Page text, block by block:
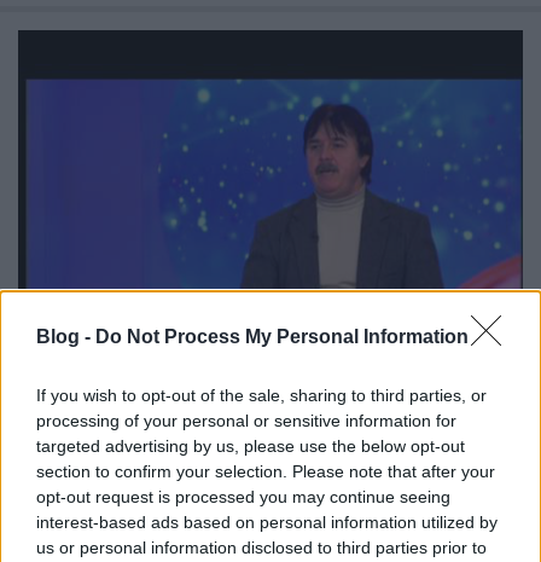
Blog - Do Not Process My Personal Information
If you wish to opt-out of the sale, sharing to third parties, or
processing of your personal or sensitive information for
targeted advertising by us, please use the below opt-out
section to confirm your selection. Please note that after your
opt-out request is processed you may continue seeing
interest-based ads based on personal information utilized by
us or personal information disclosed to third parties prior to
Maksa a Story TV-n kényszerült
bocsánatkérésre, de a drogok eltések
emlegetése most elmaradt
sajó d.•2015. január 07.